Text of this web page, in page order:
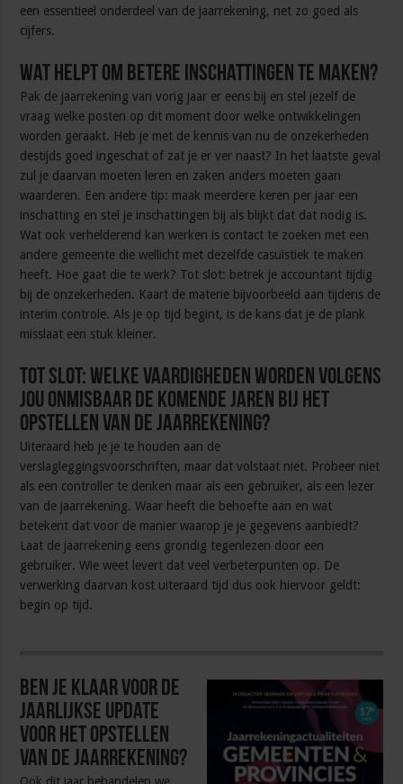
een essentieel onderdeel van de jaarrekening, net zo goed als
cijfers.
Wat helpt om betere inschattingen te maken?
Pak de jaarrekening van vorig jaar er eens bij en stel jezelf de
vraag welke posten op dit moment door welke ontwikkelingen
worden geraakt. Heb je met de kennis van nu de onzekerheden
destijds goed ingeschat of zat je er ver naast? In het laatste geval
zul je daarvan moeten leren en zaken anders moeten gaan
waarderen. Een andere tip: maak meerdere keren per jaar een
inschatting en stel je inschattingen bij als blijkt dat dat nodig is.
Wat ook verhelderend kan werken is contact te zoeken met een
andere gemeente die wellicht met dezelfde casuïstiek te maken
heeft. Hoe gaat die te werk? Tot slot: betrek je accountant tijdig
bij de onzekerheden. Kaart de materie bijvoorbeeld aan tijdens de
interim controle. Als je op tijd begint, is de kans dat je de plank
misslaat een stuk kleiner.
Tot slot: welke vaardigheden worden volgens
jou onmisbaar de komende jaren bij het
opstellen van de jaarrekening?
Uiteraard heb je je te houden aan de
verslagleggingsvoorschriften, maar dat volstaat niet. Probeer niet
als een controller te denken maar als een gebruiker, als een lezer
van de jaarrekening. Waar heeft die behoefte aan en wat
betekent dat voor de manier waarop je je gegevens aanbiedt?
Laat de jaarrekening eens grondig tegenlezen door een
gebruiker. Wie weet levert dat veel verbeterpunten op. De
verwerking daarvan kost uiteraard tijd dus ook hiervoor geldt:
begin op tijd.
Ben je klaar voor de
jaarlijkse update
voor het opstellen
van de jaarrekening?